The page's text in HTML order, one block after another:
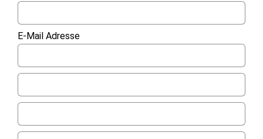
E-Mail Adresse